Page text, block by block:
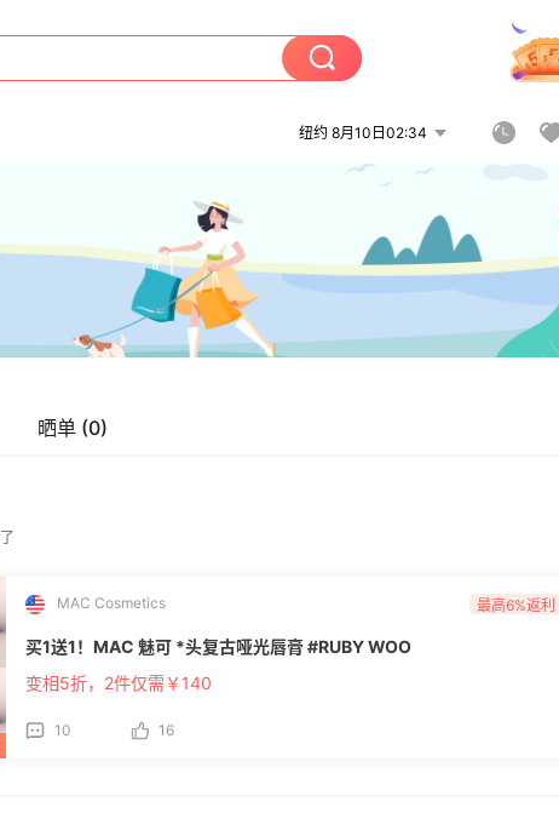
纽约 8月10日02:34
晒单 (0)
MAC Cosmetics 最高6%返利
买1送1！MAC 魅可 *头复古哑光唇膏 #RUBY WOO
变相5折，2件仅需￥140
10 16